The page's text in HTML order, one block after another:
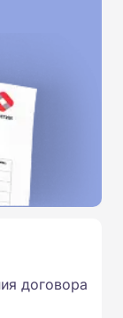
договора